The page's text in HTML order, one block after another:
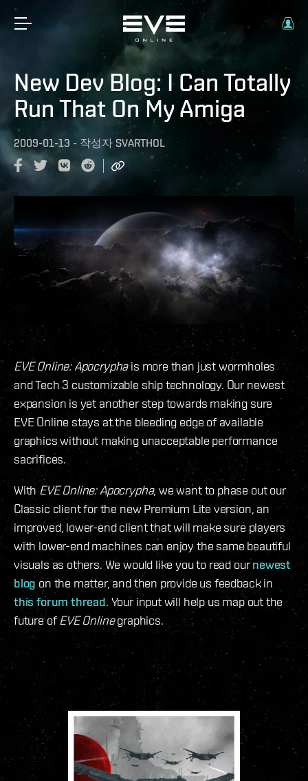
New Dev Blog: I Can Totally
Run That On My Amiga
2009-01-13 - 작성자 SVARTHOL
EVE Online: Apocryphais more than just wormholes
and Tech 3 customizable ship technology. Our newest
expansion is yet another step towards making sure
EVE Online stays at the bleeding edge of available
graphics without making unacceptable performance
sacrifices.
With EVE Online: Apocrypha, we want to phase out our
Classic client for the new Premium Lite version, an
improved, lower-end client that will make sure players
with lower-end machines can enjoy the same beautiful
visuals as others. We would like you to read ournewest
blog on the matter, and then provide us feedback in
this forum thread. Your input will help us map out the
future ofEVE Onlinegraphics.